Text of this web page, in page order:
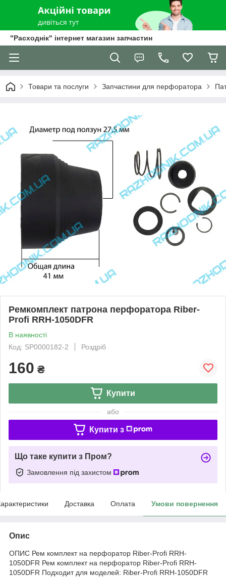
"Расходнік" інтернет магазин запчастин
Товари та послуги Запчастини для перфоратора
Ремкомплект патрона перфоратора Riber-
Profi RRH-1050DFR
В наявності
Код: SP0000182-2
Роздріб
160 ₴
Купити
або
Купити з
Що таке купити з Пром?
Замовлення під захистом
Доставка Оплата Умови повернення
Опис
ОПИС Рем комплект на перфоратор Riber-Profi RRH-
1050DFR Рем комплект на перфоратор Riber-Profi RRH-
1050DFR Подходит для моделей: Riber-Profi RRH-1050DFR